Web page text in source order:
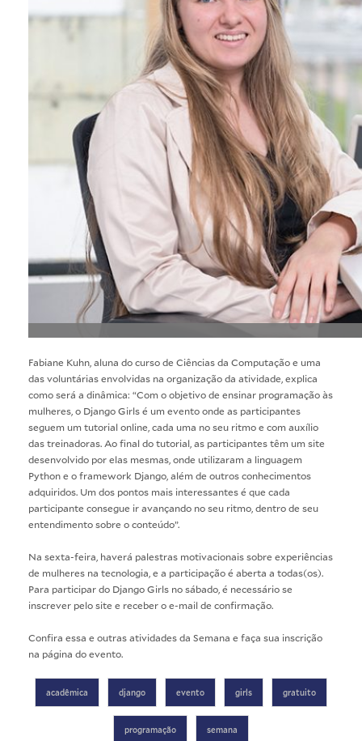
Fabiane Kuhn, aluna do curso de Ciências da Computação e uma
das voluntárias envolvidas na organização da atividade, explica
como será a dinâmica: “Com o objetivo de ensinar programação às
mulheres, o Django Girls é um evento onde as participantes
seguem um tutorial online, cada uma no seu ritmo e com auxílio
das treinadoras. Ao final do tutorial, as participantes têm um site
desenvolvido por elas mesmas, onde utilizaram a linguagem
Python e o framework Django, além de outros conhecimentos
adquiridos. Um dos pontos mais interessantes é que cada
participante consegue ir avançando no seu ritmo, dentro de seu
entendimento sobre o conteúdo”.
Na sexta-feira, haverá palestras motivacionais sobre experiências
de mulheres na tecnologia, e a participação é aberta a todas(os).
Para participar do Django Girls no sábado, é necessáriose
inscrever pelo site e receber o e-mail de confirmação.
Confira essa e outras atividades da Semana e faça sua inscrição
na página do evento.
acadêmica django evento girls gratuito
programação semana